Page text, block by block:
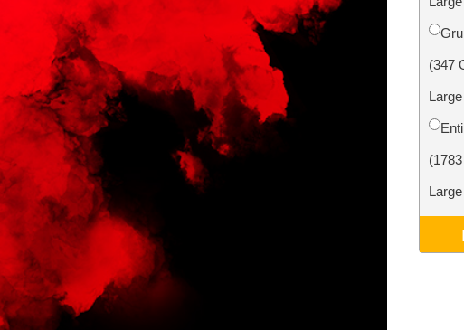
Servicios de Retoque de Joyas Datos de Entrenamiento de IA
(347